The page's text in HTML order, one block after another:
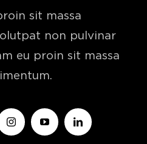
sit massa
non pulvinar
eu proin sit massa